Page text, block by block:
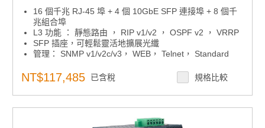
16 個千兆 RJ-45 埠 + 4 個 10GbE SFP 連接埠 + 8 個千
兆組合埠
L3 功能 ： 靜態路由 ， RIP v1/v2 ， OSPF v2 ， VRRP
SFP 插座，可輕鬆靈活地擴展光纖
管理： SNMP v1/v2c/v3， WEB， Telnet， Standard
安全性：802.1x HTTPS，SSH 和 SNMPv3
雙電源輸入和2個繼電器輸出
-40 ~ 85°C 寬工作溫度範圍
NT$117,485 已含稅 規格比較